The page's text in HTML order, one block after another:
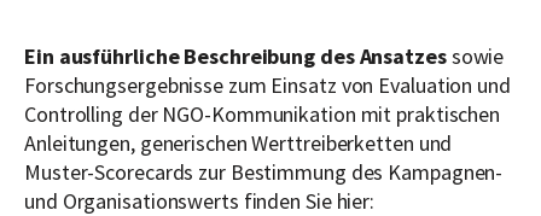
Ein ausführliche Beschreibung des Ansatzessowie
Forschungsergebnisse zum Einsatz von Evaluation und
Controlling der NGO-Kommunikation mit praktischen
Anleitungen, generischen Werttreiberketten und
Muster-Scorecards zur Bestimmung des Kampagnen-
und Organisationswerts finden Sie hier: